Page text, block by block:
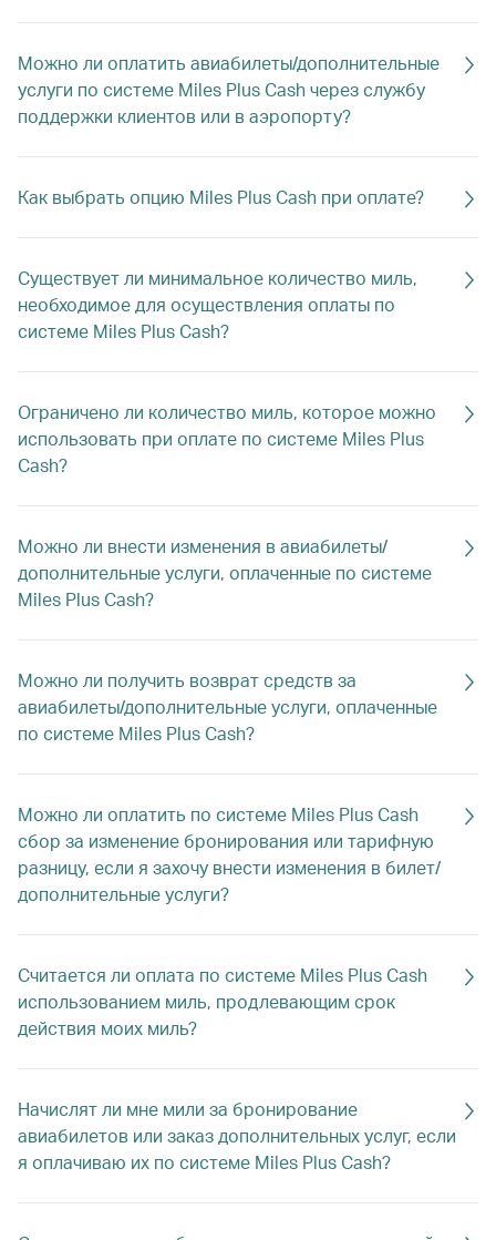
Можно ли оплатить авиабилеты/дополнительные
услуги по системе Miles Plus Cash через службу
поддержки клиентов или в аэропорту?
Как выбрать опцию Miles Plus Cash при оплате?
Существует ли минимальное количество миль,
необходимое для осуществления оплаты по
системе Miles Plus Cash?
Ограничено ли количество миль, которое можно
использовать при оплате по системе Miles Plus
Cash?
Можно ли внести изменения в авиабилеты/
дополнительные услуги, оплаченные по системе
Miles Plus Cash?
Можно ли получить возврат средств за
авиабилеты/дополнительные услуги, оплаченные
по системе Miles Plus Cash?
Можно ли оплатить по системе Miles Plus Cash
сбор за изменение бронирования или тарифную
разницу, если я захочу внести изменения в билет/
дополнительные услуги?
Считается ли оплата по системе Miles Plus Cash
использованием миль, продлевающим срок
действия моих миль?
Начислят ли мне мили за бронирование
авиабилетов или заказ дополнительных услуг, если
я оплачиваю их по системе Miles Plus Cash?